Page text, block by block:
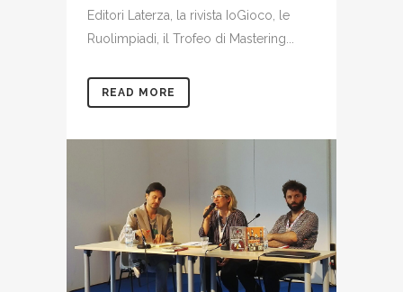
Editori Laterza, la rivista IoGioco, le
Ruolimpiadi, il Trofeo di Mastering...
READ MORE